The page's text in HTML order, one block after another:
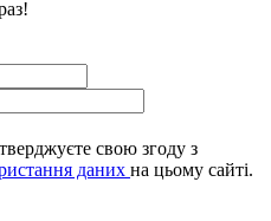
свою згоду з
даних на цьому сайті.